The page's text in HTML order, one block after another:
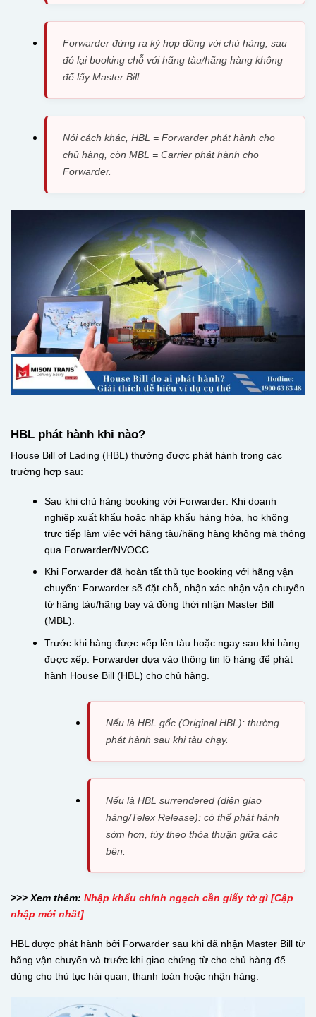
Forwarder đứng ra ký hợp đồng với chủ hàng, sau
đó lại booking chỗ với hãng tàu/hãng hàng không
để lấy Master Bill.
Nói cách khác, HBL = Forwarder phát hành cho
chủ hàng, còn MBL = Carrier phát hành cho
Forwarder.
HBL phát hành khi nào?
House Bill of Lading (HBL) thường được phát hành trong các
trường hợp sau:
Sau khi chủ hàng booking với Forwarder: Khi doanh
nghiệp xuất khẩu hoặc nhập khẩu hàng hóa, họ không
trực tiếp làm việc với hãng tàu/hãng hàng không mà thông
qua Forwarder/NVOCC.
Khi Forwarder đã hoàn tất thủ tục booking với hãng vận
chuyển: Forwarder sẽ đặt chỗ, nhận xác nhận vận chuyển
từ hãng tàu/hãng bay và đồng thời nhận Master Bill
(MBL).
Trước khi hàng được xếp lên tàu hoặc ngay sau khi hàng
được xếp: Forwarder dựa vào thông tin lô hàng để phát
hành House Bill (HBL) cho chủ hàng.
Nếu là HBL gốc (Original HBL): thường
phát hành sau khi tàu chạy.
Nếu là HBL surrendered (điện giao
hàng/Telex Release): có thể phát hành
sớm hơn, tùy theo thỏa thuận giữa các
bên.
>>> Xem thêm: Nhập khẩu chính ngạch cần giấy tờ gì [Cập
nhập mới nhất]
HBL được phát hành bởi Forwarder sau khi đã nhận Master Bill từ
hãng vận chuyển và trước khi giao chứng từ cho chủ hàng để
dùng cho thủ tục hải quan, thanh toán hoặc nhận hàng.